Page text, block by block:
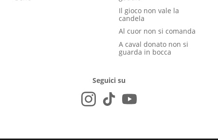
Il gioco non vale la
candela
Al cuor non si comanda
A caval donato non si
guarda in bocca
Seguici su